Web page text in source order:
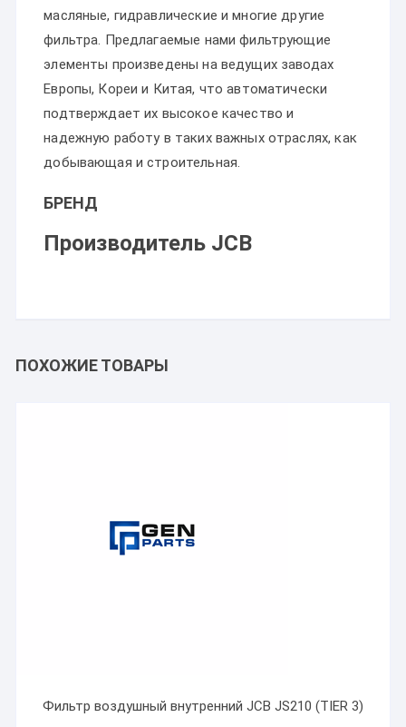
масляные, гидравлические и многие другие
фильтра. Предлагаемые нами фильтрующие
элементы произведены на ведущих заводах
Европы, Кореи и Китая, что автоматически
подтверждает их высокое качество и
надежную работу в таких важных отраслях, как
добывающая и строительная.
БРЕНД
Производитель JCB
ПОХОЖИЕ ТОВАРЫ
Фильтр воздушный внутренний JCB JS210 (TIER 3)